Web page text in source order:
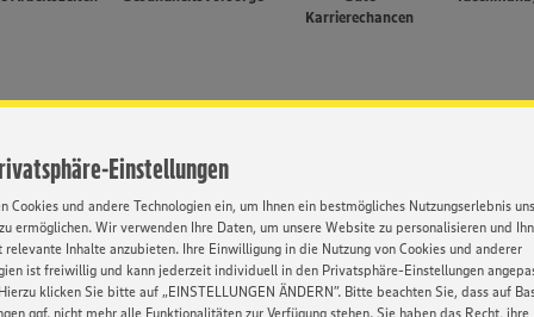
Einstellungen
Cookies und andere Technologien ein, um Ihnen ein bestmögliches Nutzungserlebnis
ermöglichen. Wir verwenden Ihre Daten, um unsere Website zu personalisieren und
relevante Inhalte anzubieten. Ihre Einwilligung in die Nutzung von Cookies und anderer
ist freiwillig und kann jederzeit individuell in den Privatsphäre-Einstellungen
klicken Sie bitte auf „EINSTELLUNGEN ÄNDERN”. Bitte beachten Sie, dass auf
ggf. nicht mehr alle Funktionalitäten zur Verfügung stehen. Sie haben das Recht, ihre
Karrierechancen
WhatsApp oder unser
bitten wir um
zurückschicken.
von Geschlecht,
Religion, Alter
Zweite
Job-ID: 62635
0571 - 802 7054